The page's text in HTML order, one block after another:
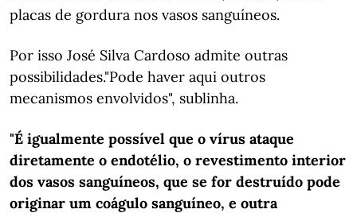
placas de gordura nos vasos sanguíneos.
Por isso José Silva Cardoso admite outras
possibilidades."Pode haver aqui outros
mecanismos envolvidos", sublinha.
"É igualmente possível que o vírus ataque
diretamente o endotélio, o revestimento interior
dos vasos sanguíneos, que se for destruído pode
originar um coágulo sanguíneo, e outra